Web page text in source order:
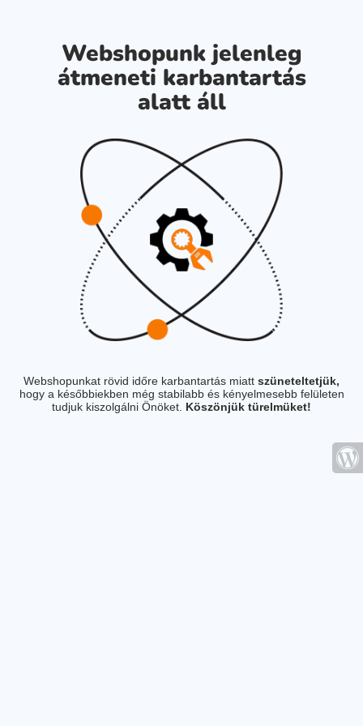
Webshopunk jelenleg
átmeneti karbantartás
alatt áll
Webshopunkat rövid időre karbantartás miatt szüneteltetjük,
hogy a későbbiekben még stabilabb és kényelmesebb felületen
tudjuk kiszolgálni Önöket. Köszönjük türelmüket!